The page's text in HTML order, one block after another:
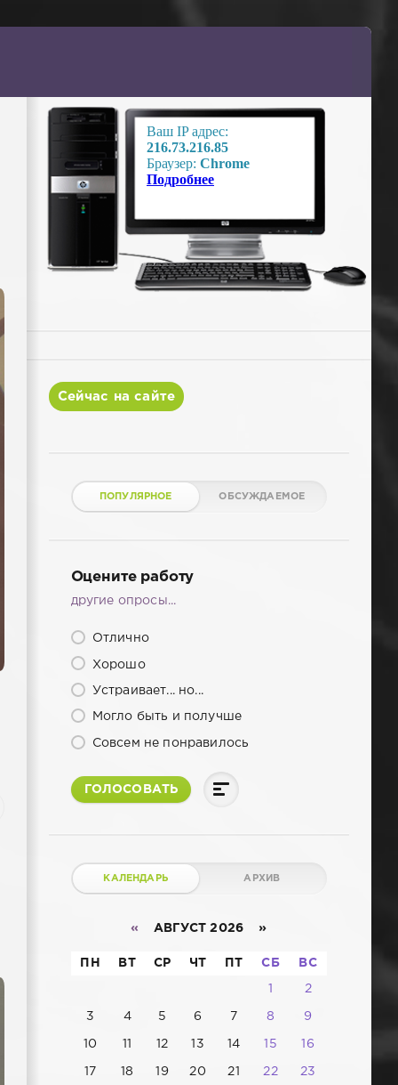
Сейчас на сайте
ПОПУЛЯРНОЕ ОБСУЖДАЕМОЕ
Оцените работу
другие опросы...
Отлично
Хорошо
Устраивает... но...
Могло быть и получше
Совсем не понравилось
ГОЛОСОВАТЬ
КАЛЕНДАРЬ АРХИВ
« АВГУСТ 2026 »
ПН ВТ СР ЧТ ПТ СБ ВС
1 2
3 4 5 6 7 8 9
10 11 12 13 14 15 16
17 18 19 20 21 22 23